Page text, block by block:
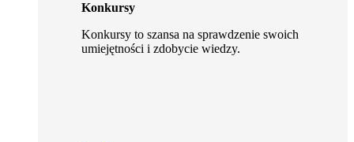
Konkursy
Konkursy to szansa na sprawdzenie swoich
umiejętności i zdobycie wiedzy.